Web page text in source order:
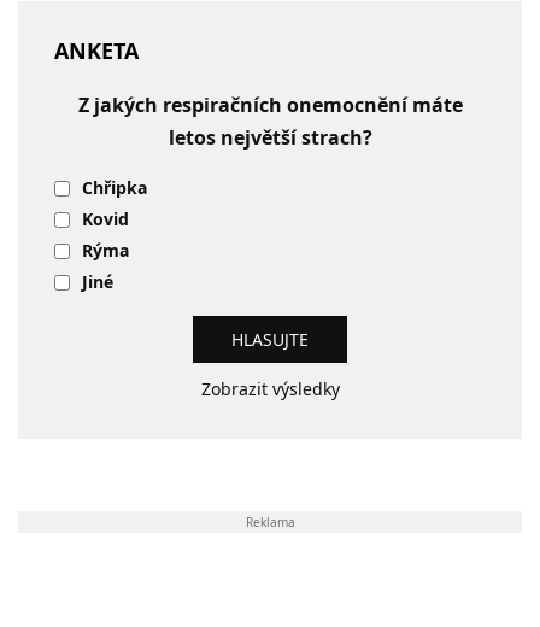
ANKETA
Z jakých respiračních onemocnění máte
letos největší strach?
Chřipka
Kovid
Rýma
Jiné
Zobrazit výsledky
Reklama